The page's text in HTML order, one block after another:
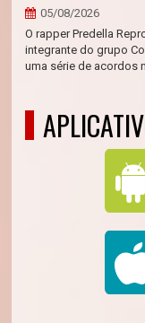
05/08/2026
O rapper Predella
integrante do grupo
uma série de acordos